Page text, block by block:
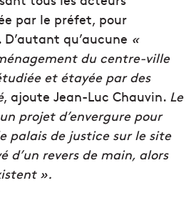
par le préfet, pour
qu’aucune «
du centre-ville
et étayée par des
, ajoute Jean-Luc Chauvin. Le
projet d’envergure pour
palais de justice sur le site
d’un revers de main, alors
».